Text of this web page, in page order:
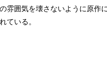
雰囲気を壊さないように原作
ている。